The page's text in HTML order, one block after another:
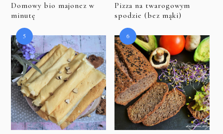
Domowy bio majonez w
minutę
Pizza na twarogowym
spodzie (bez mąki)